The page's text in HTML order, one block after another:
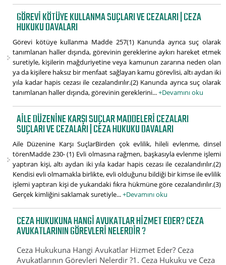
GÖREVI KÖTÜYE KULLANMA SUÇLARI VE CEZALARI | CEZA
HUKUKU DAVALARI
Görevi kötüye kullanma Madde 257(1) Kanunda ayrıca suç olarak
tanımlanan haller dışında, görevinin gereklerine aykırı hareket etmek
suretiyle, kişilerin mağduriyetine veya kamunun zararına neden olan
ya da kişilere haksız bir menfaat sağlayan kamu görevlisi, altı aydan iki
yıla kadar hapis cezası ile cezalandırılır.(2) Kanunda ayrıca suç olarak
tanımlanan haller dışında, görevinin gereklerini...+Devamını oku
AILE DÜZENINE KARŞI SUÇLAR MADDELERI CEZALARI
SUÇLARI VE CEZALARI | CEZA HUKUKU DAVALARI
Aile Düzenine Karşı SuçlarBirden çok evlilik, hileli evlenme, dinsel
törenMadde 230- (1) Evli olmasına rağmen, başkasıyla evlenme işlemi
yaptıran kişi, altı aydan iki yıla kadar hapis cezası ile cezalandırılır.(2)
Kendisi evli olmamakla birlikte, evli olduğunu bildiği bir kimse ile evlilik
işlemi yaptıran kişi de yukarıdaki fıkra hükmüne göre cezalandırılır.(3)
Gerçek kimliğini saklamak suretiyle...+Devamını oku
CEZA HUKUKUNA HANGI AVUKATLAR HIZMET EDER? CEZA
AVUKATLARININ GÖREVLERI NELERDIR ?
Ceza Hukukuna Hangi Avukatlar Hizmet Eder? Ceza
Avukatlarının Görevleri Nelerdir ?1. Ceza Hukuku ve Ceza